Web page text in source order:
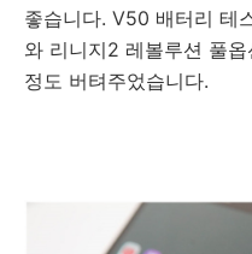
좋습니다. V50 배터리 테
와 리니지2 레볼루션 풀
정도 버텨주었습니다.